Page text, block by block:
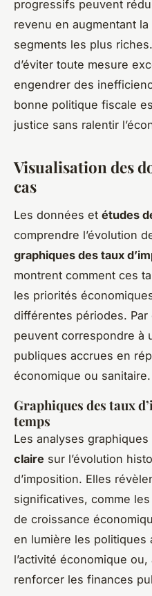
progressifs peuvent
revenu en augmentant
segments les plus
d’éviter toute mesure
engendrer des
bonne politique fiscale
justice sans ralentir
Visualisation des
cas
Les données et études
comprendre l’évolution
graphiques des taux
montrent comment ces
les priorités
différentes périodes.
peuvent correspondre à
publiques accrues en
économique ou sanitaire.
Graphiques des taux
temps
Les analyses
claire sur l’évolution
d’imposition. Elles
significatives, comme
de croissance
en lumière les politiques
l’activité économique
renforcer les finances